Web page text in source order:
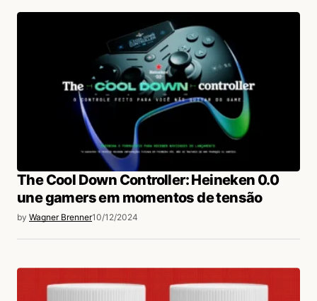
The Cool Down Controller: Heineken 0.0
une gamers em momentos de tensão
by Wagner Brenner10/12/2024